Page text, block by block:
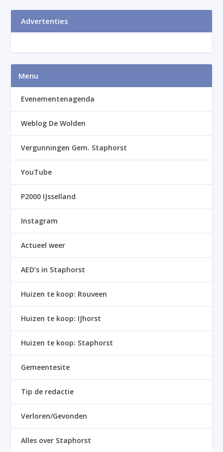
Advertenties
Menu
Evenementenagenda
Weblog De Wolden
Vergunningen Gem. Staphorst
YouTube
P2000 IJsselland
Instagram
Actueel weer
AED’s in Staphorst
Huizen te koop: Rouveen
Huizen te koop: IJhorst
Huizen te koop: Staphorst
Gemeentesite
Tip de redactie
Verloren/Gevonden
Alles over Staphorst